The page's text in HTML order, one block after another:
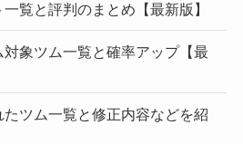
覧と評判のまとめ【最新版】
象ツム一覧と確率アップ【最
ツム一覧と修正内容などを紹